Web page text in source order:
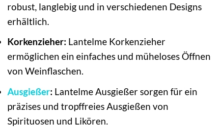
robust, langlebig und in verschiedenen Designs
erhältlich.
Korkenzieher: Lantelme Korkenzieher
ermöglichen ein einfaches und müheloses Öffnen
von Weinflaschen.
Ausgießer: Lantelme Ausgießer sorgen für ein
präzises und tropffreies Ausgießen von
Spirituosen und Likören.